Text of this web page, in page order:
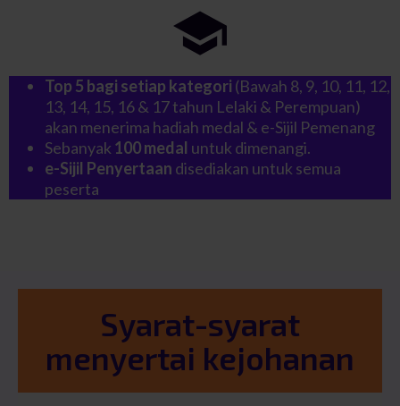
Top 5 bagi setiap kategori (Bawah 8, 9, 10, 11, 12,
13, 14, 15, 16 & 17 tahun Lelaki & Perempuan)
akan menerima hadiah medal & e-Sijil Pemenang
Sebanyak 100 medal untuk dimenangi.
e-Sijil Penyertaan disediakan untuk semua
peserta
Syarat-syarat
menyertai kejohanan